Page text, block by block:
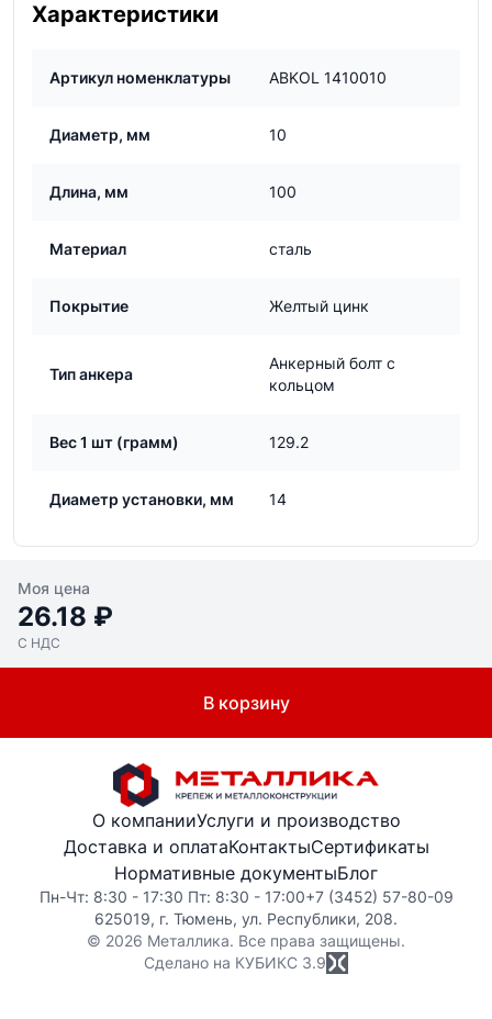
Характеристики
Артикул номенклатуры ABKOL 1410010
Диаметр, мм 10
Длина, мм 100
Материал сталь
Покрытие Желтый цинк
Тип анкера
Анкерный болт с
кольцом
Вес 1 шт (грамм) 129.2
Диаметр установки, мм 14
Моя цена
26.18 ₽
С НДС
В корзину
О компанииУслуги и производство
Доставка и оплатаКонтактыСертификаты
Нормативные документыБлог
Пн-Чт: 8:30 - 17:30 Пт: 8:30 - 17:00+7 (3452) 57-80-09
625019, г. Тюмень, ул. Республики, 208.
© 2026 Металлика. Все права защищены.
Сделано на КУБИКС 3.9